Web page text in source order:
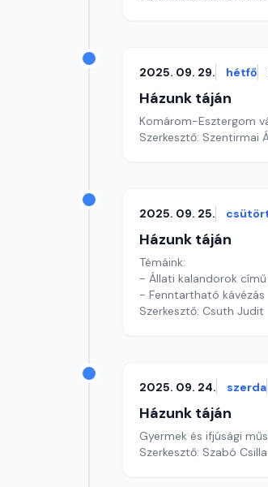
2025. 09. 29. hétfő
Házunk táján
Komárom-Esztergom
Szerkesztő: Szentirmai
2025. 09. 25.
Házunk táján
Témáink:
- Állati kalandorok
- Fenntartható kávézás
Szerkesztő: Csuth Judit
2025. 09. 24. szerda
Házunk táján
Gyermek és ifjúsági
Szerkesztő: Szabó Csilla